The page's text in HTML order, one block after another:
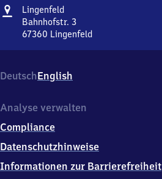
Adresse
LingenfeldLingenfeld
Bahnhofstr. 3
67360 Lingenfeld
3,
6
3
0
Lingenfeld
DeutschEnglish
Analyse verwalten
Compliance
Datenschutzhinweise
Informationen zur Barrierefreiheit